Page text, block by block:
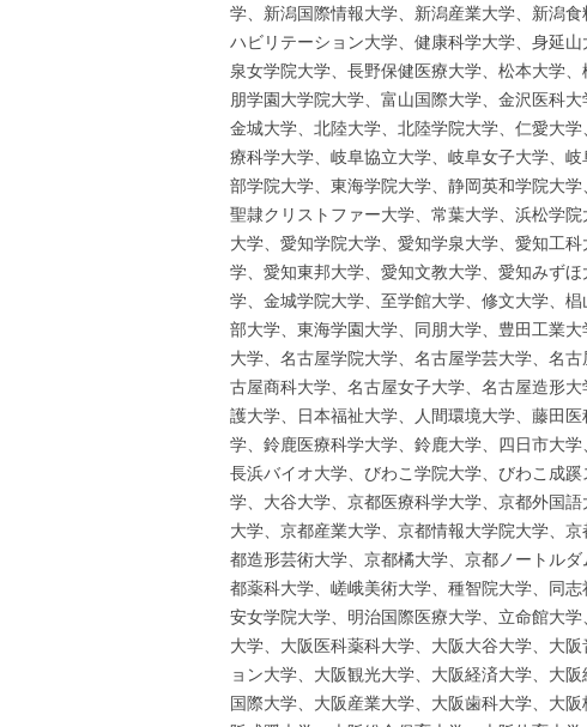
学、新潟国際情報大学、新潟産業大学、新潟
ハビリテーション大学、健康科学大学、身延
泉女学院大学、長野保健医療大学、松本大学
朋学園大学院大学、富山国際大学、金沢医科
金城大学、北陸大学、北陸学院大学、仁愛大
療科学大学、岐阜協立大学、岐阜女子大学、
部学院大学、東海学院大学、静岡英和学院大
聖隷クリストファー大学、常葉大学、浜松学
大学、愛知学院大学、愛知学泉大学、愛知工
学、愛知東邦大学、愛知文教大学、愛知みず
学、金城学院大学、至学館大学、修文大学、
部大学、東海学園大学、同朋大学、豊田工業
大学、名古屋学院大学、名古屋学芸大学、名
古屋商科大学、名古屋女子大学、名古屋造形
護大学、日本福祉大学、人間環境大学、藤田
学、鈴鹿医療科学大学、鈴鹿大学、四日市大
長浜バイオ大学、びわこ学院大学、びわこ成
学、大谷大学、京都医療科学大学、京都外国
大学、京都産業大学、京都情報大学院大学、
都造形芸術大学、京都橘大学、京都ノートル
都薬科大学、嵯峨美術大学、種智院大学、同
安女学院大学、明治国際医療大学、立命館大
大学、大阪医科薬科大学、大阪大谷大学、大
ョン大学、大阪観光大学、大阪経済大学、大
国際大学、大阪産業大学、大阪歯科大学、大